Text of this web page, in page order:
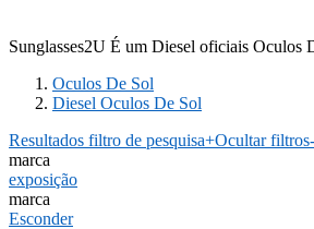
Sunglasses2U É um Diesel oficiais Oculos
Oculos De Sol
Diesel Oculos De Sol
Resultados filtro de pesquisa+Ocultar filtros-
marca
exposição
marca
Esconder